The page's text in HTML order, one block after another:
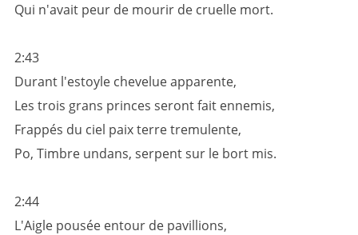
Qui n'avait peur de mourir de cruelle mort.
2:43
Durant l'estoyle chevelue apparente,
Les trois grans princes seront fait ennemis,
Frappés du ciel paix terre tremulente,
Po, Timbre undans, serpent sur le bort mis.
2:44
L'Aigle pousée entour de pavillions,